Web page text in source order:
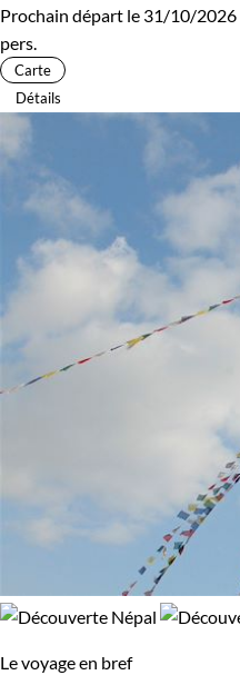
Prochain départ le 31/10/2026
pers.
Carte
Détails
Le voyage en bref